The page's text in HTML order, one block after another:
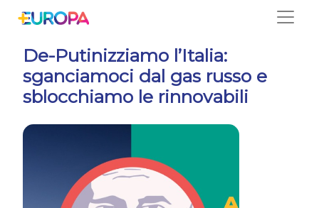
De-Putinizziamo l’Italia:
sganciamoci dal gas russo e
sblocchiamo le rinnovabili